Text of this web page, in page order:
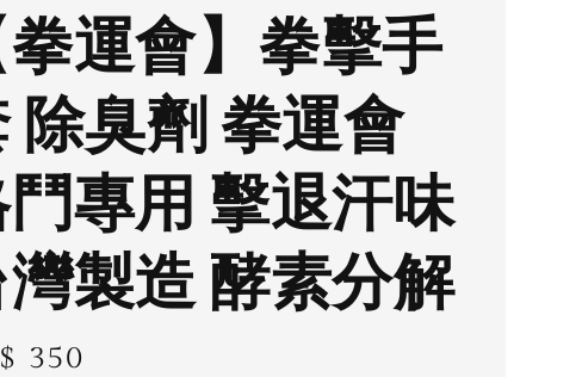
拳運會】拳擊手
除臭劑 拳運會
專用 擊退汗味
製造 酵素分解
350